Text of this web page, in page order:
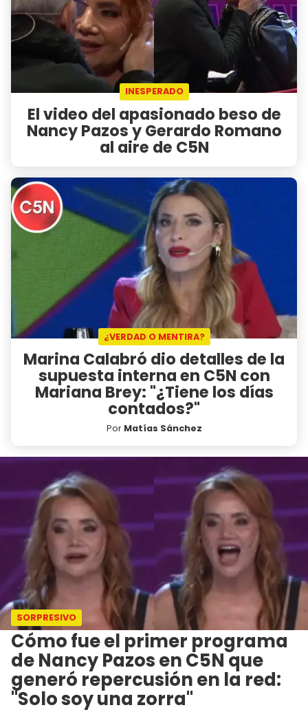
INESPERADO
El video del apasionado beso de
Nancy Pazos y Gerardo Romano
al aire de C5N
¿VERDAD O MENTIRA?
Marina Calabró dio detalles de la
supuesta interna en C5N con
Mariana Brey: "¿Tiene los días
contados?"
Por Matías Sánchez
SORPRESIVO
Cómo fue el primer programa
de Nancy Pazos en C5N que
generó repercusión en la red:
"Solo soy una zorra"